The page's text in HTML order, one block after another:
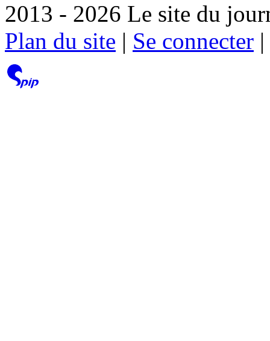
2013 - 2026 Le site du
Plan du site | Se connecter |